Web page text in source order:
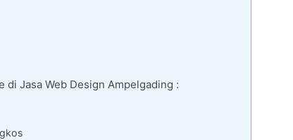
di Jasa Web Design Ampelgading :